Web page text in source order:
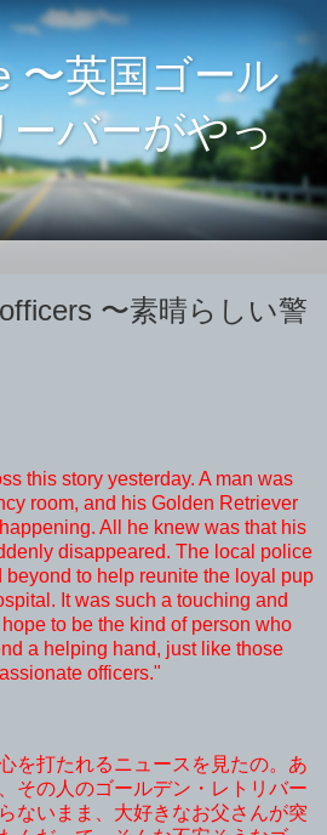
〜英国ゴール
ーバーがやっ
〜素晴らしい警
this story yesterday. A man was
room, and his Golden Retriever
All he knew was that his
disappeared. The local police
to help reunite the loyal pup
It was such a touching and
I hope to be the kind of person who
a helping hand, just like those
officers."
を打たれるニュースを見たの。 あ
その人のゴールデン・レトリバー
ないまま、大好きなお父さんが突